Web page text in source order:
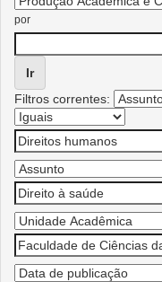
por
Filtros correntes: